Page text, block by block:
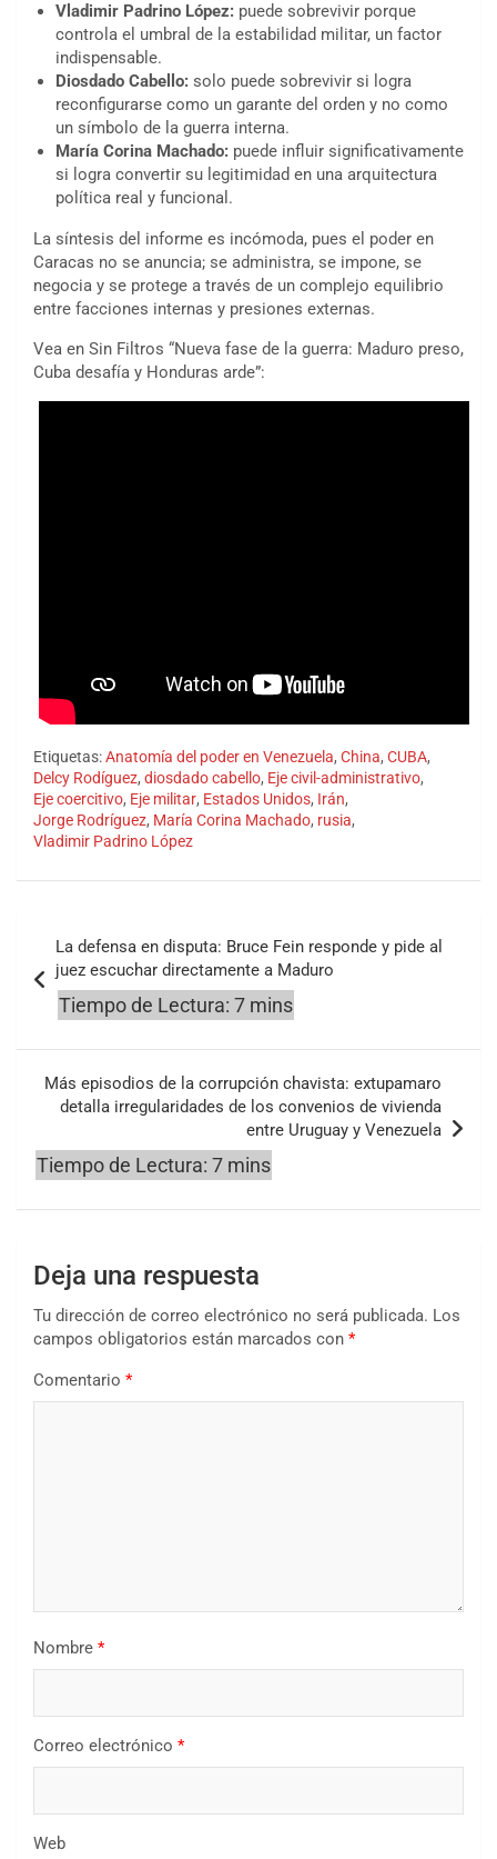
Vladimir Padrino López: puede sobrevivir porque
controla el umbral de la estabilidad militar, un factor
indispensable.
Diosdado Cabello: solo puede sobrevivir si logra
reconfigurarse como un garante del orden y no como
un símbolo de la guerra interna.
María Corina Machado: puede influir significativamente
si logra convertir su legitimidad en una arquitectura
política real y funcional.
La síntesis del informe es incómoda, pues el poder en
Caracas no se anuncia; se administra, se impone, se
negocia y se protege a través de un complejo equilibrio
entre facciones internas y presiones externas.
Vea en Sin Filtros “Nueva fase de la guerra: Maduro preso,
Cuba desafía y Honduras arde”:
Etiquetas:Anatomía del poder en Venezuela, China, CUBA,
Delcy Rodíguez, diosdado cabello, Eje civil-administrativo,
Eje coercitivo, Eje militar, Estados Unidos, Irán,
Jorge Rodríguez, María Corina Machado, rusia,
Vladimir Padrino López
de
entradas
La defensa en disputa: Bruce Fein responde y pide al
juez escuchar directamente a Maduro
Más episodios de la corrupción chavista: extupamaro
detalla irregularidades de los convenios de vivienda
entre Uruguay y Venezuela
Deja una respuesta
Tu dirección de correo electrónico no será publicada. Los
campos obligatorios están marcados con *
Comentario *
Nombre *
Correo electrónico *
Web